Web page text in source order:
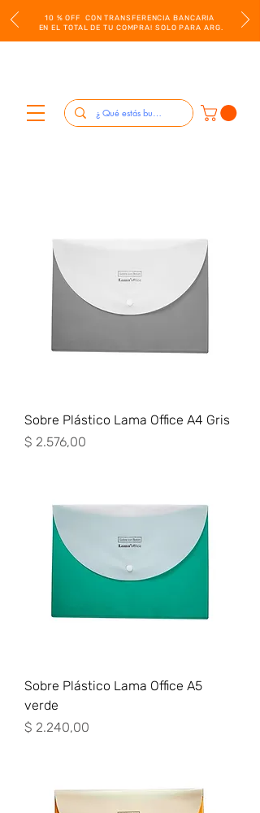
10 % OFF CON TRANSFERENCIA BANCARIA
EN EL TOTAL DE TU COMPRA! SOLO PARA ARG.
Sobre Plástico Lama Office A4 Gris
Precio
$ 2.576,00
Sobre Plástico Lama Office A5
verde
Precio
$ 2.240,00